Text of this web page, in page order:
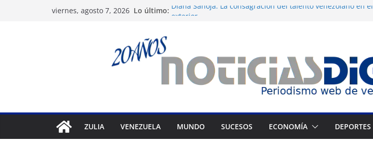
viernes, agosto 7, 2026 Lo último: Diana Sanoja: La consagración del talento venezolano en el
varios municipios
Nueva tienda de dermocosmética Vida Gloss abre en
Maracaibo
Liga FutVe: Rayo Zuliano busca redimirse en su feudo
ZULIA VENEZUELA MUNDO SUCESOS ECONOMÍA DEPORTES